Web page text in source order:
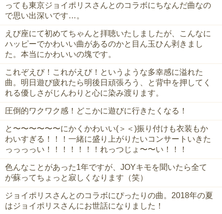
っても東京ジョイポリスさんとのコラボにちなんだ曲なの
で思い出深いです…。
えび座にて初めてちゃんと拝聴いたしましたが、こんなに
ハッピーでかわいい曲があるのかと目ん玉ひん剥きまし
た。本当にかわいいの塊です。
これぞえび！これがえび！というような多幸感に溢れた
曲。明日遊び疲れたら明後日頑張ろう、と背中を押してく
れる優しさがじんわりと心に染み渡ります。
圧倒的ワクワク感！どこかに遊びに行きたくなる！
と〜〜〜〜〜〜にかくかわいい(＞＜)振り付けも衣装もか
わいすぎる！！！一緒に盛り上がりたいコンサートいきた
っっっっい！！！！！！！れっつじょ〜〜い！！！
色んなことがあった1年ですが、JOYキモを聞いたら全て
が蘇ってちょっと寂しくなります（笑）
ジョイポリスさんとのコラボにぴったりの曲。2018年の夏
はジョイポリスさんにお世話になりました！